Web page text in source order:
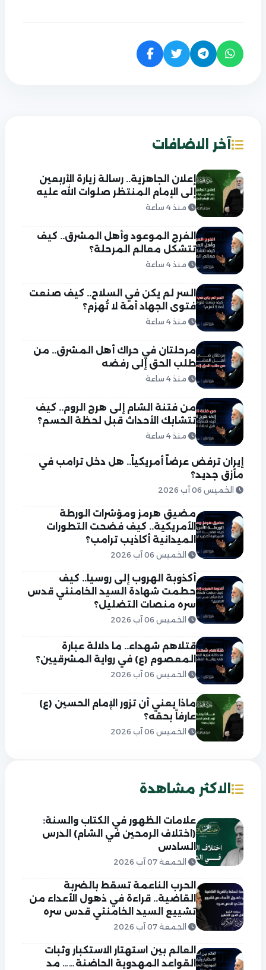
آخر الاضافات
إعلان الجاهزية.. رسالة زيارة الأربعين
إلى الإمام المنتظر صلوات الله عليه
منذ 4 ساعة
الفرج الموعود وأهل المشرق.. كيف
تتشكل معالم المرحلة؟
منذ 4 ساعة
السر لم يكن في السلاح.. كيف صنعت
فتوى الجهاد أمة لا تُهزم؟
منذ 4 ساعة
مرحلتان في حراك أهل المشرق.. من
طلب الحق إلى رفضه
منذ 4 ساعة
من فتنة الشام إلى هرج الروم.. كيف
تتشابك الأحداث قبل لحظة الحسم؟
منذ 4 ساعة
إيران ترفض عرضاً أمريكياً.. هل دخل ترامب في
مأزق جديد؟
الخميس 06 آب 2026
مضيق هرمز ومؤشرات الورطة
الأمريكية.. كيف فضحت التطورات
الميدانية أكاذيب ترامب؟
الخميس 06 آب 2026
أكذوبة الهروب إلى روسيا.. كيف
حطمت شهادة السيد الخامنئي قدس
سره منصات التضليل؟
الخميس 06 آب 2026
قتلاهم شهداء.. ما دلالة عبارة
المعصوم (ع) في رواية المشرقيين؟
الخميس 06 آب 2026
ماذا يعني أن تزور الإمام الحسين (ع)
عارفاً بحقه؟
الخميس 06 آب 2026
الاكثر مشاهدة
علامات الظهور في الكتاب والسنة:
(اختلاف الرمحين في الشام) الدرس
السادس
الجمعة 07 آب 2026
الحرب الناعمة تسقط بالضربة
القاضية.. قراءة في ذهول الأعداء من
تشييع السيد الخامنئي قدس سره
الجمعة 07 آب 2026
العالم بين استهتار الاستكبار وثبات
القواعد المهدوية الحاضنة…… مد